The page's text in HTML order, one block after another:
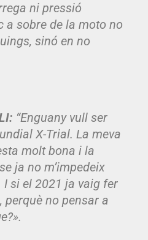
ni pressió
a sobre de la moto no
sinó en no
“Enguany vull ser
X-Trial. La meva
molt bona i la
ja no m’impedeix
si el 2021 ja vaig fer
perquè no pensar a